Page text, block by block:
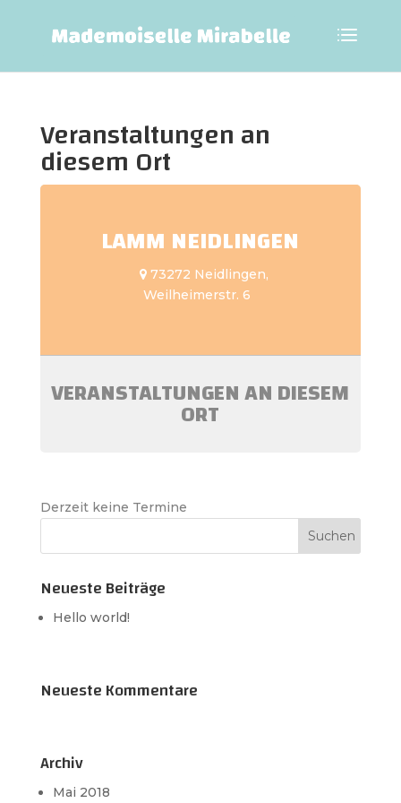
Veranstaltungen an
diesem Ort
LAMM NEIDLINGEN
73272 Neidlingen,
Weilheimerstr. 6
VERANSTALTUNGEN AN DIESEM
ORT
Derzeit keine Termine
Neueste Beiträge
Hello world!
Neueste Kommentare
Archiv
Mai 2018